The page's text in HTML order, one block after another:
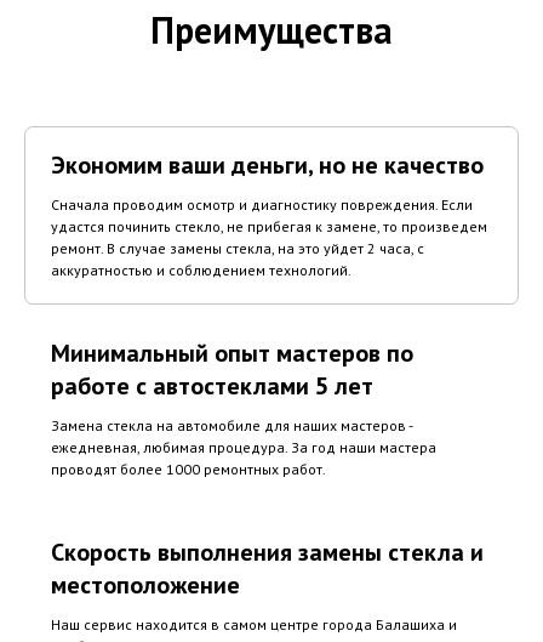
Преимущества
Экономим ваши деньги, но не качество
Сначала проводим осмотр и диагностику повреждения. Если
удастся починить стекло, не прибегая к замене, то произведем
ремонт. В случае замены стекла, на это уйдет 2 часа, с
аккуратностью и соблюдением технологий.
Минимальный опыт мастеров по
работе с автостеклами 5 лет
Замена стекла на автомобиле для наших мастеров -
ежедневная, любимая процедура. За год наши мастера
проводят более 1000 ремонтных работ.
Скорость выполнения замены стекла и
местоположение
Наш сервис находится в самом центре города Балашиха и